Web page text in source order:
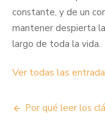
constante, y de un
mantener despierta
largo de toda la vida.
Ver todas las
Por qué leer los